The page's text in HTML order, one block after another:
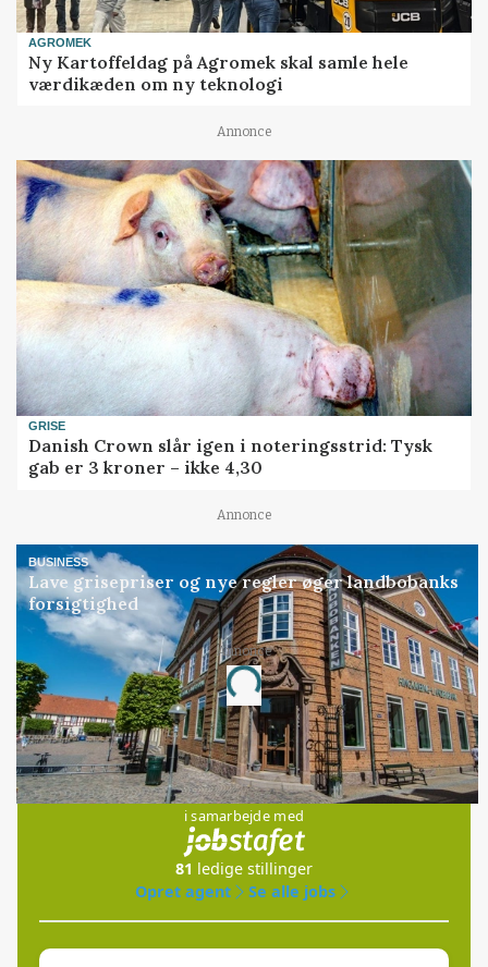
AGROMEK
Ny Kartoffeldag på Agromek skal samle hele
værdikæden om ny teknologi
Annonce
GRISE
Danish Crown slår igen i noteringsstrid: Tysk
gab er 3 kroner – ikke 4,30
Annonce
BUSINESS
Lave grisepriser og nye regler øger landbobanks
forsigtighed
Annonce
Loading...
Jobs
i samarbejde med
81 ledige stillinger
Opret agent
Se alle jobs